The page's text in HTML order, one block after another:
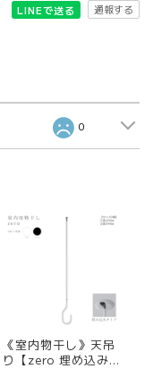
LINEで送る 通報する
0
《室内物干し》天吊
り【zero 埋め込みタ